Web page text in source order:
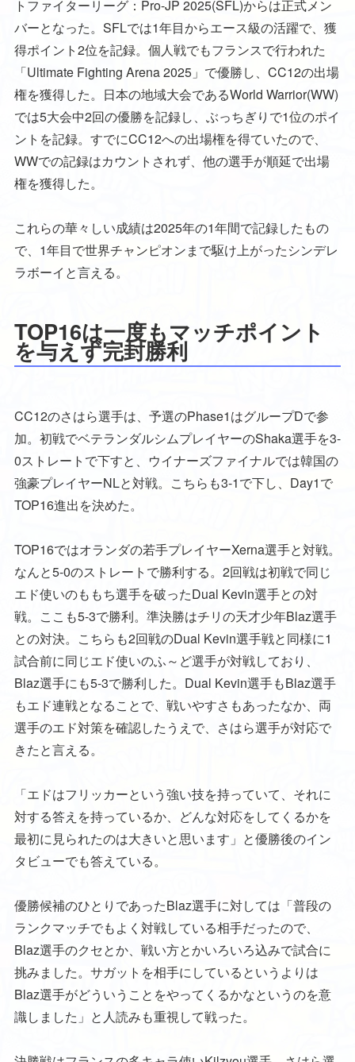
トファイターリーグ：Pro-JP 2025(SFL)からは正式メン
バーとなった。SFLでは1年目からエース級の活躍で、獲
得ポイント2位を記録。個人戦でもフランスで行われた
「Ultimate Fighting Arena 2025」で優勝し、CC12の出場
権を獲得した。日本の地域大会であるWorld Warrior(WW)
では5大会中2回の優勝を記録し、ぶっちぎりで1位のポイ
ントを記録。すでにCC12への出場権を得ていたので、
WWでの記録はカウントされず、他の選手が順延で出場
権を獲得した。
これらの華々しい成績は2025年の1年間で記録したもの
で、1年目で世界チャンピオンまで駆け上がったシンデレ
ラボーイと言える。
TOP16は一度もマッチポイント
を与えず完封勝利
CC12のさはら選手は、予選のPhase1はグループDで参
加。初戦でベテランダルシムプレイヤーのShaka選手を3-
0ストレートで下すと、ウイナーズファイナルでは韓国の
強豪プレイヤーNLと対戦。こちらも3-1で下し、Day1で
TOP16進出を決めた。
TOP16ではオランダの若手プレイヤーXerna選手と対戦。
なんと5-0のストレートで勝利する。2回戦は初戦で同じ
エド使いのももち選手を破ったDual Kevin選手との対
戦。ここも5-3で勝利。準決勝はチリの天才少年Blaz選手
との対決。こちらも2回戦のDual Kevin選手戦と同様に1
試合前に同じエド使いのふ～ど選手が対戦しており、
Blaz選手にも5-3で勝利した。Dual Kevin選手もBlaz選手
もエド連戦となることで、戦いやすさもあったなか、両
選手のエド対策を確認したうえで、さはら選手が対応で
きたと言える。
「エドはフリッカーという強い技を持っていて、それに
対する答えを持っているか、どんな対応をしてくるかを
最初に見られたのは大きいと思います」と優勝後のイン
タビューでも答えている。
優勝候補のひとりであったBlaz選手に対しては「普段の
ランクマッチでもよく対戦している相手だったので、
Blaz選手のクセとか、戦い方とかいろいろ込みで試合に
挑みました。サガットを相手にしているというよりは
Blaz選手がどういうことをやってくるかなというのを意
識しました」と人読みも重視して戦った。